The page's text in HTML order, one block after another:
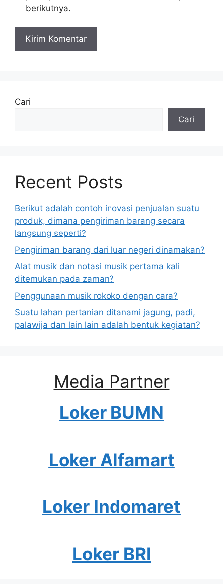
berikutnya.
Cari
Cari
Recent Posts
Berikut adalah contoh inovasi penjualan suatu
produk, dimana pengiriman barang secara
langsung seperti?
Pengiriman barang dari luar negeri dinamakan?
Alat musik dan notasi musik pertama kali
ditemukan pada zaman?
Penggunaan musik rokoko dengan cara?
Suatu lahan pertanian ditanami jagung, padi,
palawija dan lain lain adalah bentuk kegiatan?
Media Partner
Loker BUMN
Loker Alfamart
Loker Indomaret
Loker BRI